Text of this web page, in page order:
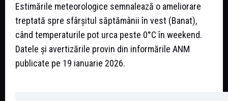
Estimările meteorologice semnalează o ameliorare
treptată spre sfârșitul săptămânii în vest (Banat),
când temperaturile pot urca peste 0°C în weekend.
Datele și avertizările provin din informările ANM
publicate pe 19 ianuarie 2026.